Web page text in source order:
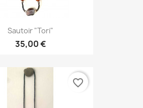
Sautoir "Tori"
35,00 €
favorite_border